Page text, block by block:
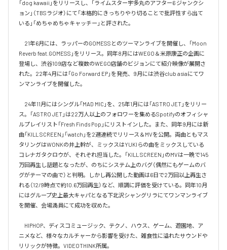
「dog kawaii」をリリースし、「ライムスター宇多丸のアフター6 ジャンクシ
ョン」（TBSラジオ）にて「本格的にきっちりやり切ることで批評性すら出て
いる」「めちゃめちゃキャッチー」と評された。
21年6月には、ラッパーのGOMESSとのツーマンライブを開催し、「Moon
Reverb feat.GOMESS」をリリース。同年8月にはWEGO＆米原康正の企画に
登場し、渋谷109店など複数のWEGO店舗のビジョンにて紹介映像が展開さ
れた。22年4月には「Go Forward EP」を発売、9月には渋谷club asiaにてワ
ンマンライブを開催した。
24年11月にはシングル「MAD MIC」を、25年1月には「ASTRO JET」をリリー
ス。「ASTRO JET」は22万人以上のフォロワーを集めるSpotifyのオフィシャ
ルプレイリスト「Fresh Finds Pop」にリストインした。また、同年9月には新
曲「KILL SCREEN」「watch」を2週連続でリリース＆MVを公開。両曲ともマス
タリングはWONKの井上幹が、ミックスはYUKIらの曲をミックスしている
コレナガタクロウが、それぞれ担当した。「KILL SCREEN」のMVは一晩で145
万回再生し話題となったが、のちにシステム上のバグ（偶然にもゲームのバ
グがテーマの曲で）と判明。しかし再公開した動画は6日で2万回以上再生さ
れる（12/9時点で約10.6万回再生）など、順調に評価を受けている。同年10月
にはグループ史上最大キャパとなる下北沢シャングリラにてワンマンライブ
を開催、会場満員にて成功を収めた。
HIPHOP、ディスコミュージック、テクノ、ハウス、ゲーム、遊園地、ア
ニメなど、様々なカルチャーから影響を受けた、雑食性に溢れたサウンドや
リリックが特徴。VIDEOTHINK所属。